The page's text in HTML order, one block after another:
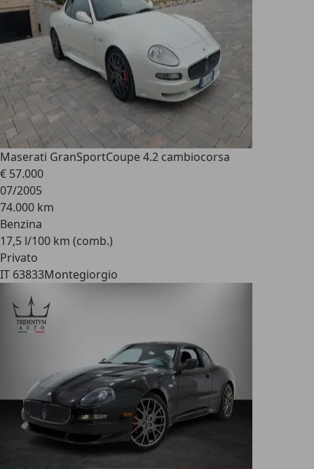
Maserati GranSportCoupe 4.2 cambiocorsa
€ 57.000
07/2005
74.000 km
Benzina
17,5 l/100 km (comb.)
Privato
IT 63833Montegiorgio